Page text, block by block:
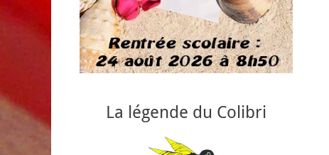
La légende du Colibri